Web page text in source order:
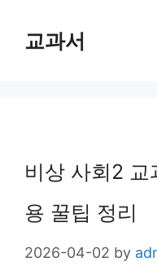
교과서
비상 사회2 교
용 꿀팁 정리
2026-04-02 by